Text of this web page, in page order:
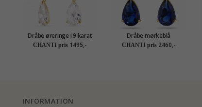
Dråbe øreringe i 9 karat
guld med zirkon - Gold
Collection
CHANTI pris 1495,-
Dråbe mørkeblå
guldøreringe i 14 karat
guld med syntetisk safir og
CHANTI pris 2460,-
INFORMATION